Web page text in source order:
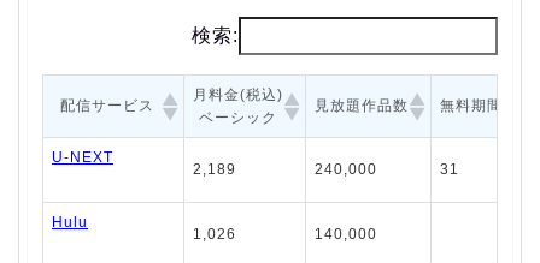
検索:
配信サービス
月料金(税込)
ベーシック
見放題作品数 無料期間
U-NEXT
2,189 240,000 31
Hulu
1,026 140,000